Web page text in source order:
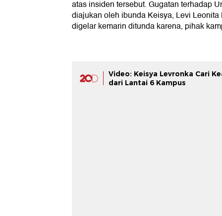
atas insiden tersebut. Gugatan terhadap
diajukan oleh ibunda Keisya, Levi
digelar kemarin ditunda karena, pihak
Video: Keisya Levronka Cari
dari Lantai 6 Kampus